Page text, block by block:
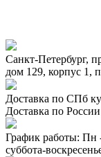
Санкт-Петербург,
дом 129, корпус 1,
Доставка по СПб
Доставка по
График работы: Пн
суббота-